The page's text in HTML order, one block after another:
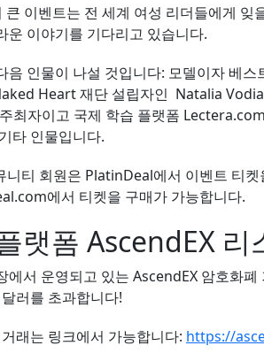
큰 이벤트는 전 세계 여성 리더들에게
운 이야기를 기다리고 있습니다.
음 인물이 나설 것입니다: 모델이자 베
Heart 재단 설립자인 Natalia
최자이고 국제 학습 플랫폼
타 인물입니다.
니티 회원은 PlatinDeal에서 이벤트 티
에서 티켓을 구매가 가능합니다.
랫폼 AscendEX
에서 운영되고 있는 AscendEX 암호화
러를 초과합니다!
래는 링크에서 가능합니다: https://